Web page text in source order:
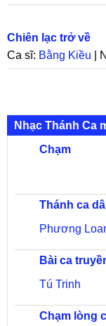
Chiên lạc trở về
Ca sĩ: Bằng Kiều |
Nhạc Thánh Ca
Chạm
Thánh ca
Phương
Bài ca
Tú Trinh
Chạm lòng